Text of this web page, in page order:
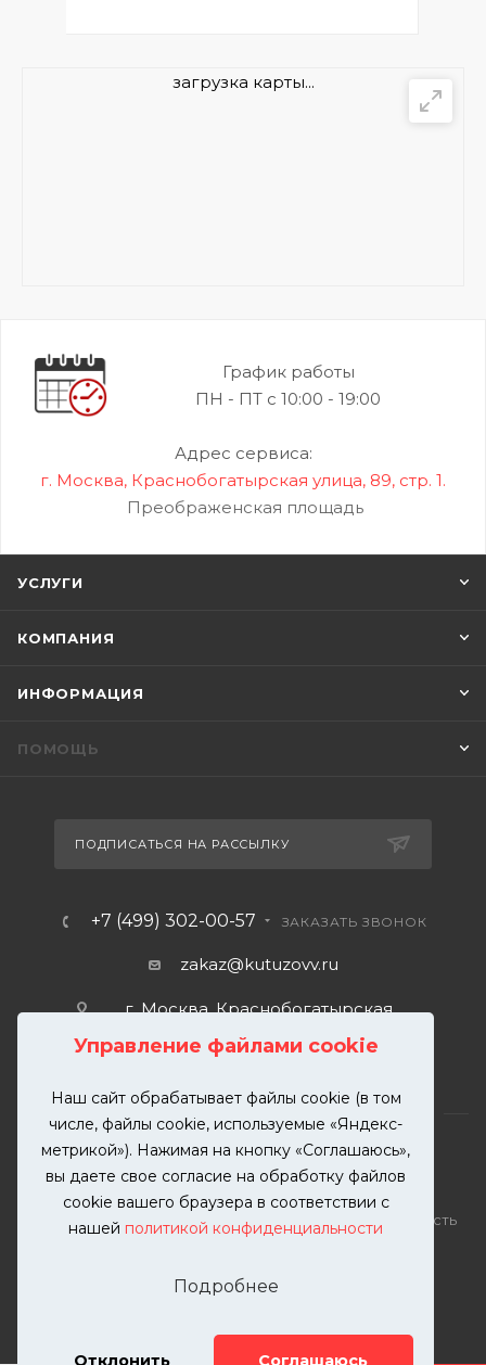
Управление файлами cookie
Наш сайт обрабатывает файлы cookie (в том
числе, файлы cookie, используемые «Яндекс-
метрикой»). Нажимая на кнопку «Соглашаюсь»,
вы даете свое согласие на обработку файлов
cookie вашего браузера в соответствии с
нашей политикой конфиденциальности
Подробнее
Отклонить Соглашаюсь
загрузка карты...
График работы
ПН - ПТ с 10:00 - 19:00
Адрес сервиса:
г. Москва, Краснобогатырская улица, 89, стр. 1.
Преображенская площадь
УСЛУГИ
КОМПАНИЯ
ИНФОРМАЦИЯ
ПОМОЩЬ
ПОДПИСАТЬСЯ НА РАССЫЛКУ
+7 (499) 302-00-57 ЗАКАЗАТЬ ЗВОНОК
zakaz@kutuzovv.ru
г. Москва, Краснобогатырская
2026 © KUTUZOVV | Кузовной ремонт и покраска
автомобилей. Вся информация на сайте – собственность
разрешения запрещена. Все права защищены.
Телефон: 8(499)-302-00-57